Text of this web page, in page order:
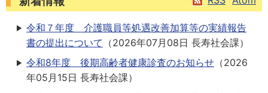
令和７年度 介護職員等処遇改善加算等の実績報告
書の提出について （2026年07月08日 長寿社会課）
令和8年度 後期高齢者健康診査のお知らせ （2026
年05月15日 長寿社会課）